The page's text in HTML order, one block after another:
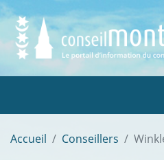
Accueil Conseillers